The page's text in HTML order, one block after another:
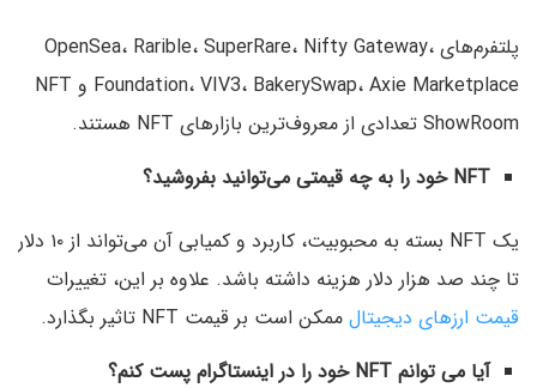
پلتفرم‌های OpenSea، Rarible، SuperRare، Nifty Gateway،
Foundation، VIV3، BakerySwap، Axie Marketplace و NFT
ShowRoom تعدادی از معروف‌ترین بازارهای NFT هستند.
NFT خود را به چه قیمتی می‌توانید بفروشید؟
یک NFT بسته به محبوبیت، کاربرد و کمیابی آن می‌تواند از ۱۰ دلار
تا چند صد هزار دلار هزینه داشته باشد. علاوه بر این، تغییرات
قیمت ارزهای دیجیتال ممکن است بر قیمت NFT تاثیر بگذارد.
آیا می توانم NFT خود را در اینستاگرام پست کنم؟